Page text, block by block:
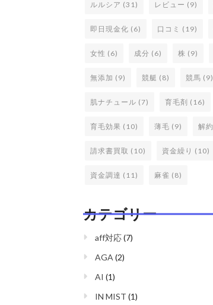
ルルシア (31) レビュー (9)
即日現金化 (6) 口コミ (19)
女性 (6) 成分 (6) 株 (9)
無添加 (9) 競艇 (8) 競馬 (9)
肌ナチュール (7) 育毛剤 (16)
育毛効果 (10) 薄毛 (9) 解約
請求書買取 (10) 資金繰り (10)
資金調達 (11) 麻雀 (8)
カテゴリー
aff対応(7)
AGA (2)
AI (1)
IN MIST (1)